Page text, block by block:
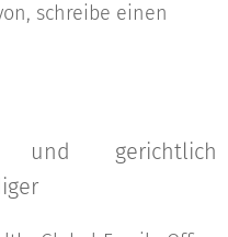
schreibe einen
und gerichtlich